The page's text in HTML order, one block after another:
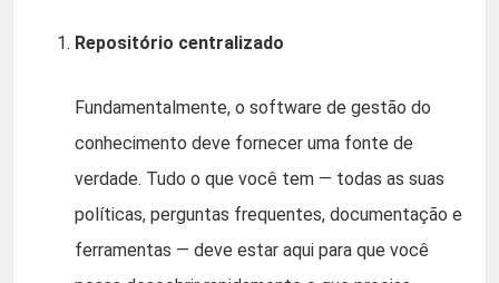
Repositório centralizado
Fundamentalmente, o software de gestão do
conhecimento deve fornecer uma fonte de
verdade. Tudo o que você tem — todas as suas
políticas, perguntas frequentes, documentação e
ferramentas — deve estar aqui para que você